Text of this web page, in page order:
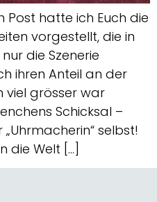
Post hatte ich Euch die
vorgestellt, die in
die Szenerie
ihren Anteil an der
viel grösser war
Schicksal –
selbst!
die Welt […]